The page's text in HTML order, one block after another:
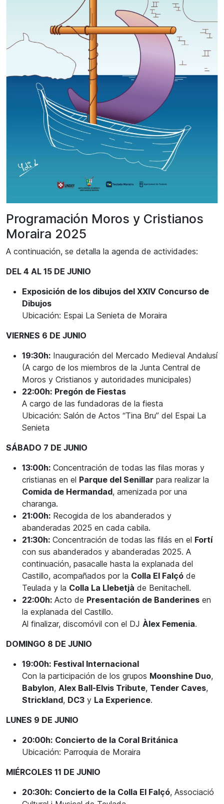
Programación Moros y Cristianos
Moraira 2025
A continuación, se detalla la agenda de actividades:
DEL 4 AL 15 DE JUNIO
Exposición de los dibujos del XXIV Concurso de
Dibujos
Ubicación: Espai La Senieta de Moraira
VIERNES 6 DE JUNIO
19:30h: Inauguración del Mercado Medieval Andalusí
(A cargo de los miembros de la Junta Central de
Moros y Cristianos y autoridades municipales)
22:00h: Pregón de Fiestas
A cargo de las fundadoras de la fiesta
Ubicación: Salón de Actos “Tina Bru” del Espai La
Senieta
SÁBADO 7 DE JUNIO
13:00h: Concentración de todas las filas moras y
cristianas en el Parque del Senillar para realizar la
Comida de Hermandad, amenizada por una
charanga.
21:00h: Recogida de los abanderados y
abanderadas 2025 en cada cabila.
21:30h: Concentración de todas las filás en el Fortí
con sus abanderados y abanderadas 2025. A
continuación, pasacalle hasta la explanada del
Castillo, acompañados por la Colla El Falçó de
Teulada y la Colla La Llebetjà de Benitachell.
22:00h: Acto de Presentación de Banderines en
la explanada del Castillo.
Al finalizar, discomóvil con el DJ Àlex Femenia.
DOMINGO 8 DE JUNIO
19:00h: Festival Internacional
Con la participación de los grupos Moonshine Duo,
Babylon, Alex Ball-Elvis Tribute, Tender Caves,
Strickland, DC3 y La Experience.
LUNES 9 DE JUNIO
20:00h: Concierto de la Coral Británica
Ubicación: Parroquia de Moraira
MIÉRCOLES 11 DE JUNIO
20:30h: Concierto de la Colla El Falçó, Associació